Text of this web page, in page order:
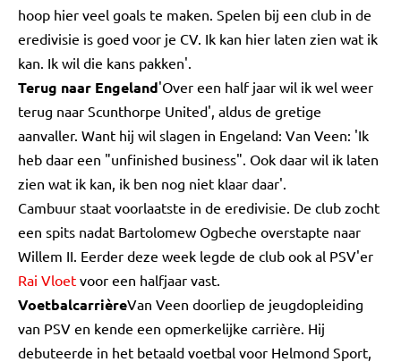
hoop hier veel goals te maken. Spelen bij een club in de
eredivisie is goed voor je CV. Ik kan hier laten zien wat ik
kan. Ik wil die kans pakken'.
Terug naar Engeland'Over een half jaar wil ik wel weer
terug naar Scunthorpe United', aldus de gretige
aanvaller. Want hij wil slagen in Engeland: Van Veen: 'Ik
heb daar een "unfinished business". Ook daar wil ik laten
zien wat ik kan, ik ben nog niet klaar daar'.
Cambuur staat voorlaatste in de eredivisie. De club zocht
een spits nadat Bartolomew Ogbeche overstapte naar
Willem II. Eerder deze week legde de club ook al PSV'er
Rai Vloet voor een halfjaar vast.
VoetbalcarrièreVan Veen doorliep de jeugdopleiding
van PSV en kende een opmerkelijke carrière. Hij
debuteerde in het betaald voetbal voor Helmond Sport,